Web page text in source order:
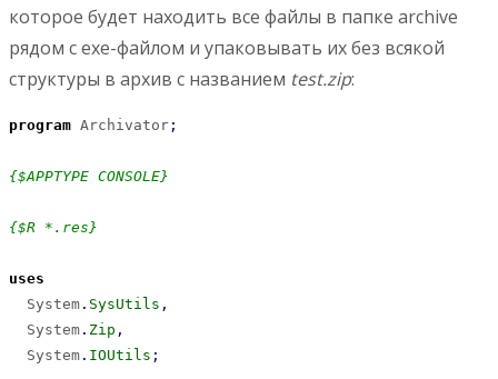
которое будет находить все файлы в папке archive
рядом с exe-файлом и упаковывать их без всякой
структуры в архив с названием test.zip:
program Archivator ;
{$APPTYPE CONSOLE}
{$R *.res}
uses
  System
. SysUtils ,
  System
. Zip ,
  System
. IOUtils ;